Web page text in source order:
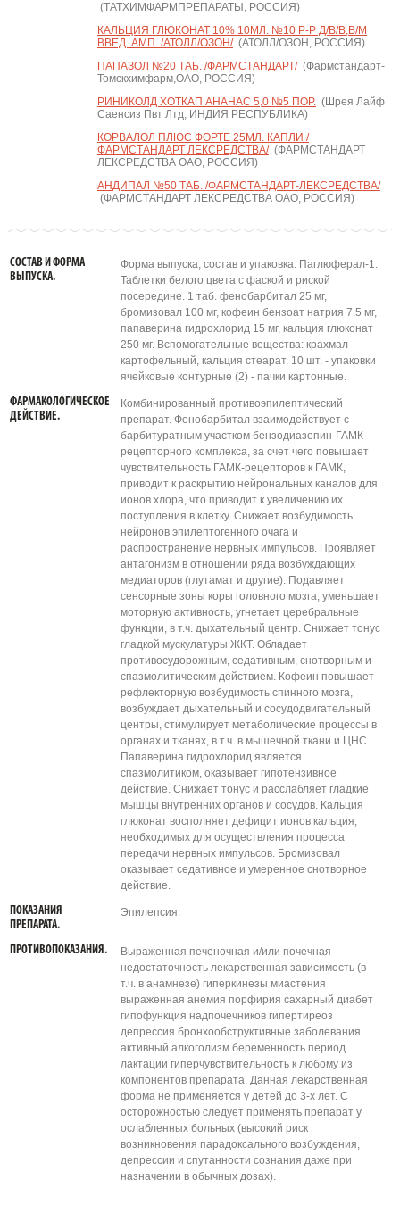
(ТАТХИМФАРМПРЕПАРАТЫ, РОССИЯ)
КАЛЬЦИЯ ГЛЮКОНАТ 10% 10МЛ. №10 Р-Р Д/В/В,В/М
ВВЕД. АМП. /АТОЛЛ/ОЗОН/(АТОЛЛ/ОЗОН, РОССИЯ)
ПАПАЗОЛ №20 ТАБ. /ФАРМСТАНДАРТ/(Фармстандарт-
Томскхимфарм,ОАО, РОССИЯ)
РИНИКОЛД ХОТКАП АНАНАС 5,0 №5 ПОР.(Шрея Лайф
Саенсиз Пвт Лтд, ИНДИЯ РЕСПУБЛИКА)
КОРВАЛОЛ ПЛЮС ФОРТЕ 25МЛ. КАПЛИ /
ФАРМСТАНДАРТ ЛЕКСРЕДСТВА/(ФАРМСТАНДАРТ
ЛЕКСРЕДСТВА ОАО, РОССИЯ)
АНДИПАЛ №50 ТАБ. /ФАРМСТАНДАРТ-ЛЕКСРЕДСТВА/
(ФАРМСТАНДАРТ ЛЕКСРЕДСТВА ОАО, РОССИЯ)
СОСТАВ И ФОРМА
ВЫПУСКА.
Форма выпуска, состав и упаковка: Паглюферал-1.
Таблетки белого цвета с фаской и риской
посередине. 1 таб. фенобарбитал 25 мг,
бромизовал 100 мг, кофеин бензоат натрия 7.5 мг,
папаверина гидрохлорид 15 мг, кальция глюконат
250 мг. Вспомогательные вещества: крахмал
картофельный, кальция стеарат. 10 шт. - упаковки
ячейковые контурные (2) - пачки картонные.
ФАРМАКОЛОГИЧЕСКОЕ
ДЕЙСТВИЕ.
Комбинированный противоэпилептический
препарат. Фенобарбитал взаимодействует с
барбитуратным участком бензодиазепин-ГАМК-
рецепторного комплекса, за счет чего повышает
чувствительность ГАМК-рецепторов к ГАМК,
приводит к раскрытию нейрональных каналов для
ионов хлора, что приводит к увеличению их
поступления в клетку. Снижает возбудимость
нейронов эпилептогенного очага и
распространение нервных импульсов. Проявляет
антагонизм в отношении ряда возбуждающих
медиаторов (глутамат и другие). Подавляет
сенсорные зоны коры головного мозга, уменьшает
моторную активность, угнетает церебральные
функции, в т.ч. дыхательный центр. Снижает тонус
гладкой мускулатуры ЖКТ. Обладает
противосудорожным, седативным, снотворным и
спазмолитическим действием. Кофеин повышает
рефлекторную возбудимость спинного мозга,
возбуждает дыхательный и сосудодвигательный
центры, стимулирует метаболические процессы в
органах и тканях, в т.ч. в мышечной ткани и ЦНС.
Папаверина гидрохлорид является
спазмолитиком, оказывает гипотензивное
действие. Снижает тонус и расслабляет гладкие
мышцы внутренних органов и сосудов. Кальция
глюконат восполняет дефицит ионов кальция,
необходимых для осуществления процесса
передачи нервных импульсов. Бромизовал
оказывает седативное и умеренное снотворное
действие.
ПОКАЗАНИЯ
ПРЕПАРАТА.
Эпилепсия.
ПРОТИВОПОКАЗАНИЯ.
Выраженная печеночная и/или почечная
недостаточность лекарственная зависимость (в
т.ч. в анамнезе) гиперкинезы миастения
выраженная анемия порфирия сахарный диабет
гипофункция надпочечников гипертиреоз
депрессия бронхообструктивные заболевания
активный алкоголизм беременность период
лактации гиперчувствительность к любому из
компонентов препарата. Данная лекарственная
форма не применяется у детей до 3-х лет. С
осторожностью следует применять препарат у
ослабленных больных (высокий риск
возникновения парадоксального возбуждения,
депрессии и спутанности сознания даже при
назначении в обычных дозах).